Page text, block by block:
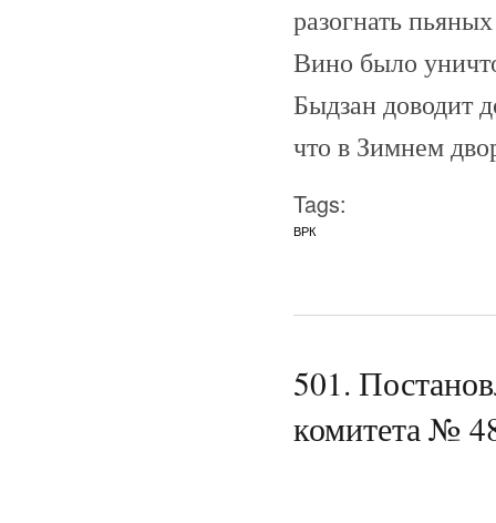
разогнать
Вино было
Быдзан доводит
что в Зимнем
Tags:
ВРК
501.
комитета №